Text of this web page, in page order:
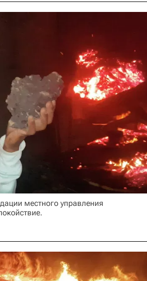
местного управления